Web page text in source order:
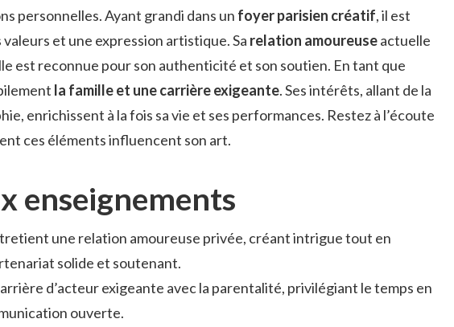
personnelles. Ayant grandi dans un foyer parisien créatif, il est
et une expression artistique. Sa relation amoureuseactuelle
est reconnue pour son authenticité et son soutien. En tant que
la famille et une carrière exigeante. Ses intérêts, allant de la
enrichissent à la fois sa vie et ses performances. Restez à l’écoute
ces éléments influencent son art.
enseignements
une relation amoureuse privée, créant intrigue tout en
solide et soutenant.
d’acteur exigeante avec la parentalité, privilégiant le temps en
ouverte.